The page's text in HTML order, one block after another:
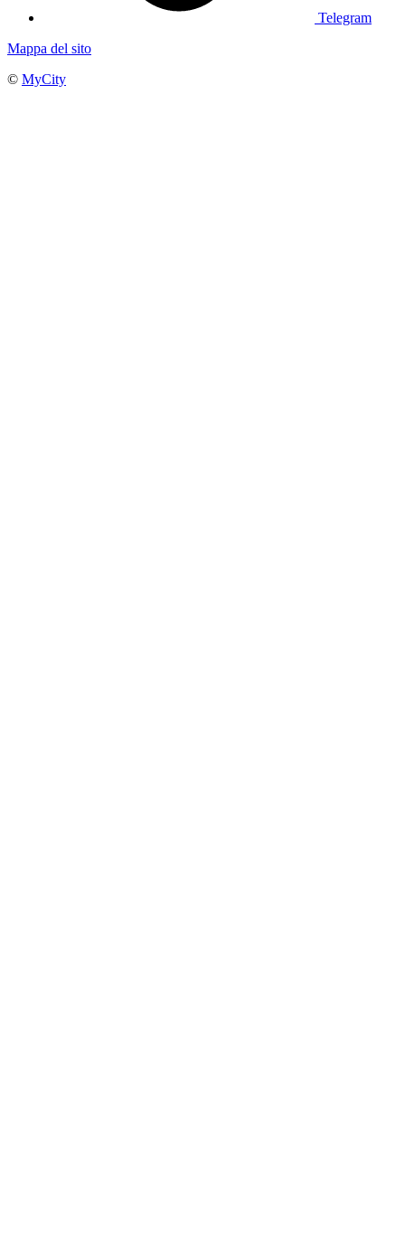
Telegram
Mappa del sito
© MyCity